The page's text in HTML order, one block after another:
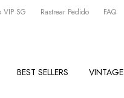
VIP SG Rastrear Pedido FAQ
BEST SELLERS VINTAGE